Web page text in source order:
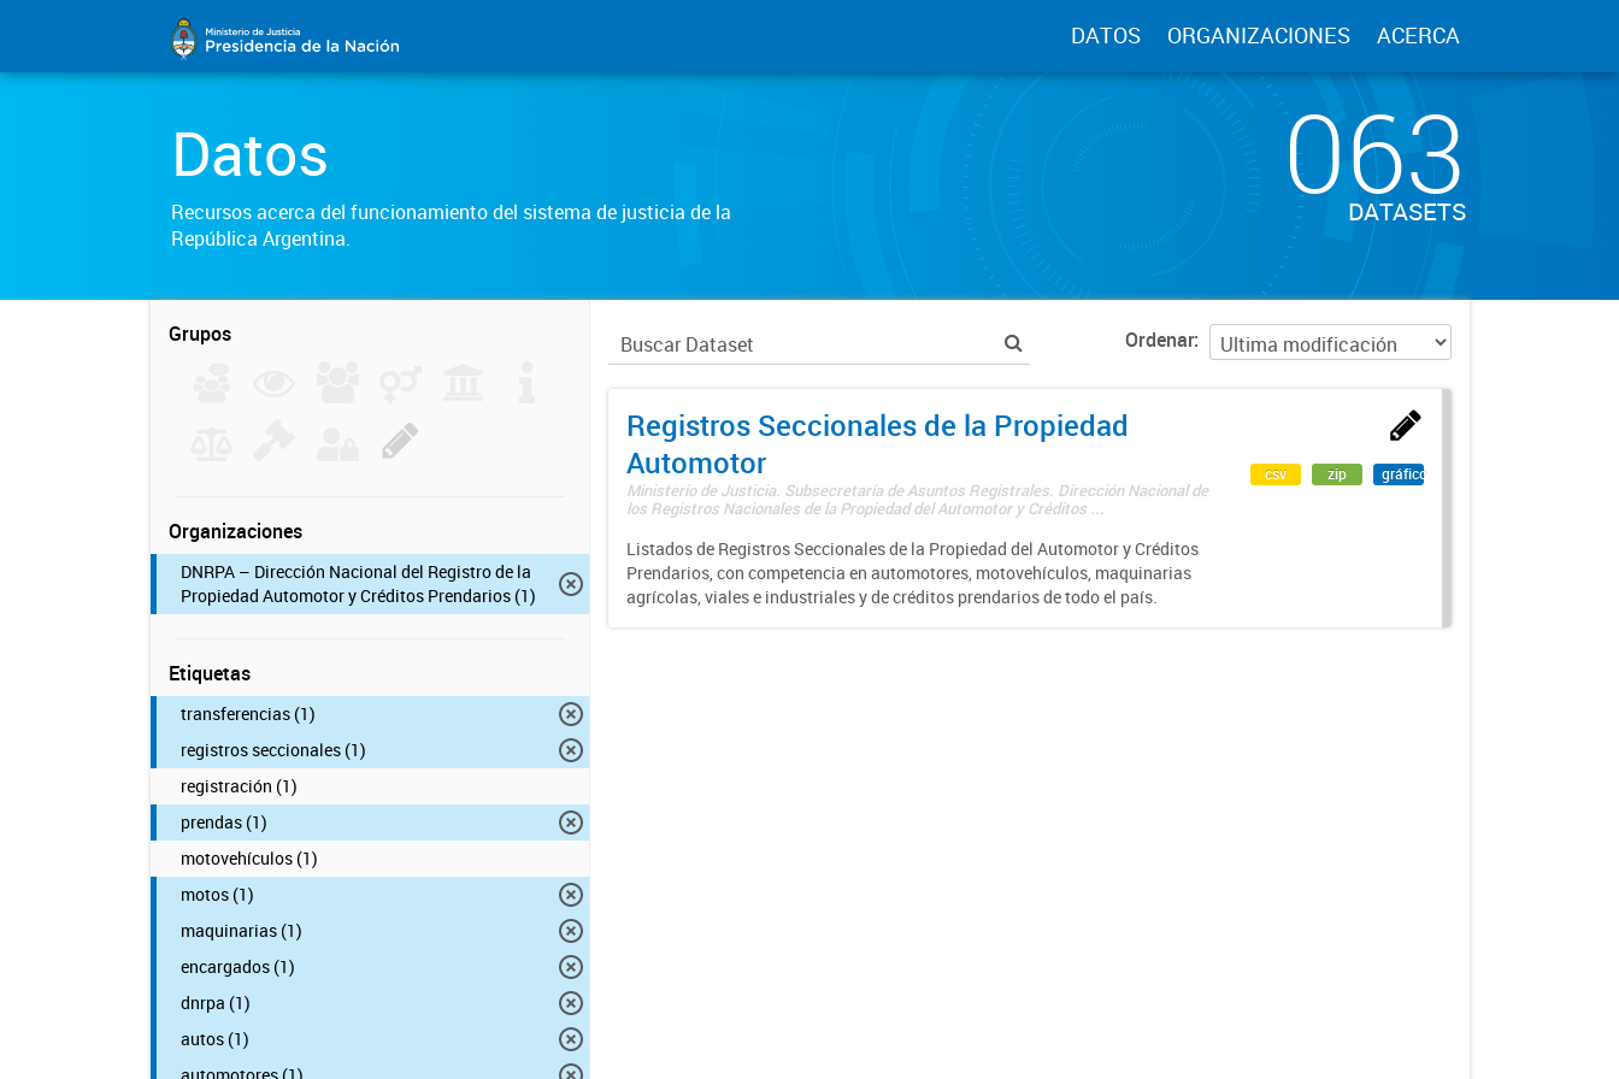
DATOS ORGANIZACIONES ACERCA
Datos
Recursos acerca del funcionamiento del sistema de justicia de la
República Argentina.
063
DATASETS
Grupos
Organizaciones
DNRPA – Dirección Nacional del Registro de la
Propiedad Automotor y Créditos Prendarios (1)
Etiquetas
transferencias (1)
registros seccionales (1)
registración (1)
prendas (1)
motovehículos (1)
motos (1)
maquinarias (1)
encargados (1)
dnrpa (1)
autos (1)
Ordenar
Registros Seccionales de la Propiedad
Automotor
Ministerio de Justicia. Subsecretaría de Asuntos Registrales. Dirección Nacional de
los Registros Nacionales de la Propiedad del Automotor y Créditos ...
Listados de Registros Seccionales de la Propiedad del Automotor y Créditos
Prendarios, con competencia en automotores, motovehículos, maquinarias
agrícolas, viales e industriales y de créditos prendarios de todo el país.
csv zip gráfico